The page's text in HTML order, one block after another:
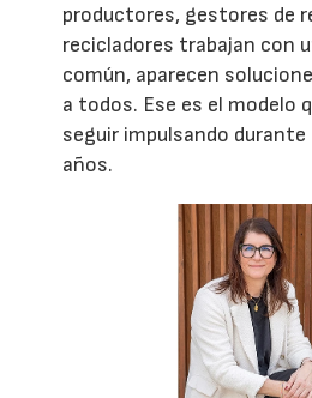
productores, gestores de
recicladores trabajan con
común, aparecen
a todos. Ese es el modelo
seguir impulsando
años.